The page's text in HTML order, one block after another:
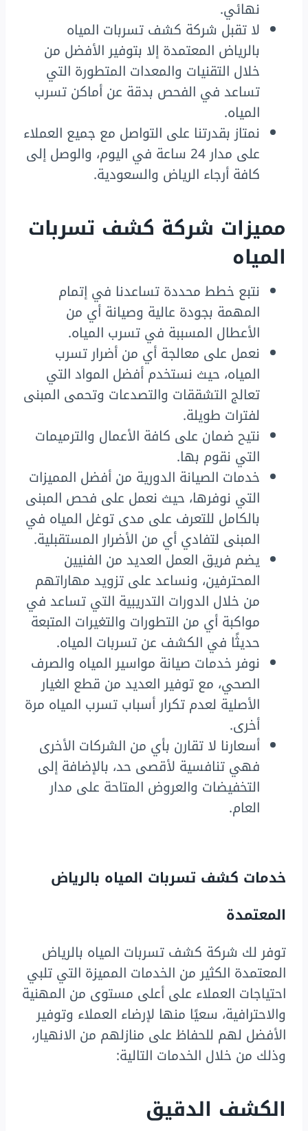
نهائي.
لا تقبل شركة كشف تسربات المياه
بالرياض المعتمدة إلا بتوفير الأفضل من
خلال التقنيات والمعدات المتطورة التي
تساعد في الفحص بدقة عن أماكن تسرب
المياه.
نمتاز بقدرتنا على التواصل مع جميع العملاء
على مدار 24 ساعة في اليوم، والوصل إلى
كافة أرجاء الرياض والسعودية.
مميزات شركة كشف تسربات
المياه
نتبع خطط محددة تساعدنا في إتمام
المهمة بجودة عالية وصيانة أي من
الأعطال المسببة في تسرب المياه.
نعمل على معالجة أي من أضرار تسرب
المياه، حيث نستخدم أفضل المواد التي
تعالج التشققات والتصدعات وتحمى المبنى
لفترات طويلة.
نتيح ضمان على كافة الأعمال والترميمات
التي نقوم بها.
خدمات الصيانة الدورية من أفضل المميزات
التي نوفرها، حيث نعمل على فحص المبنى
بالكامل للتعرف على مدى توغل المياه في
المبنى لتفادي أي من الأضرار المستقبلية.
يضم فريق العمل العديد من الفنيين
المحترفين، ونساعد على تزويد مهاراتهم
من خلال الدورات التدريبية التي تساعد في
مواكبة أي من التطورات والتغيرات المتبعة
حديثًا في الكشف عن تسربات المياه.
نوفر خدمات صيانة مواسير المياه والصرف
الصحي، مع توفير العديد من قطع الغيار
الأصلية لعدم تكرار أسباب تسرب المياه مرة
أخرى.
أسعارنا لا تقارن بأي من الشركات الأخرى
فهي تنافسية لأقصى حد، بالإضافة إلى
التخفيضات والعروض المتاحة على مدار
العام.
خدمات كشف تسربات المياه بالرياض
المعتمدة
توفر لك شركة كشف تسربات المياه بالرياض
المعتمدة الكثير من الخدمات المميزة التي تلبي
احتياجات العملاء على أعلى مستوى من المهنية
والاحترافية، سعيًا منها لإرضاء العملاء وتوفير
الأفضل لهم للحفاظ على منازلهم من الانهيار،
وذلك من خلال الخدمات التالية:
الكشف الدقيق